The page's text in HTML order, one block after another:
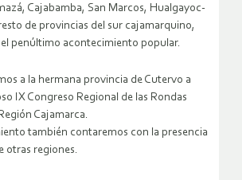
Cajabamba, San Marcos, Hualgayoc-
de provincias del sur cajamarquino,
penúltimo acontecimiento popular.
a la hermana provincia de Cutervo a
IX Congreso Regional de las Rondas
Cajamarca.
también contaremos con la presencia
otras regiones.